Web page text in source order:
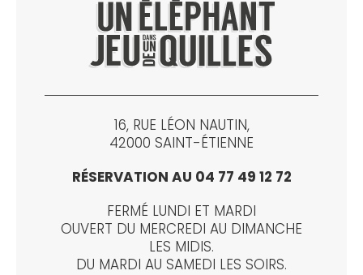
16, RUE LÉON NAUTIN,
42000 SAINT-ÉTIENNE
RÉSERVATION AU 04 77 49 12 72
FERMÉ LUNDI ET MARDI
OUVERT DU MERCREDI AU DIMANCHE
LES MIDIS.
DU MARDI AU SAMEDI LES SOIRS.